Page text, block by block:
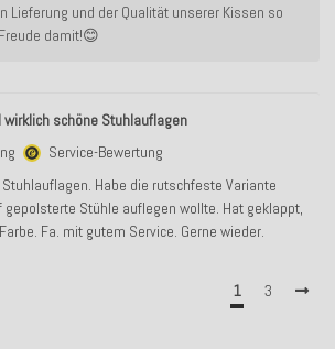
Lieferung und der Qualität unserer Kissen so
damit!😊
wirklich schöne Stuhlauflagen
Service-Bewertung
Habe die rutschfeste Variante
Stühle auflegen wollte. Hat geklappt,
Fa. mit gutem Service. Gerne wieder.
1 3